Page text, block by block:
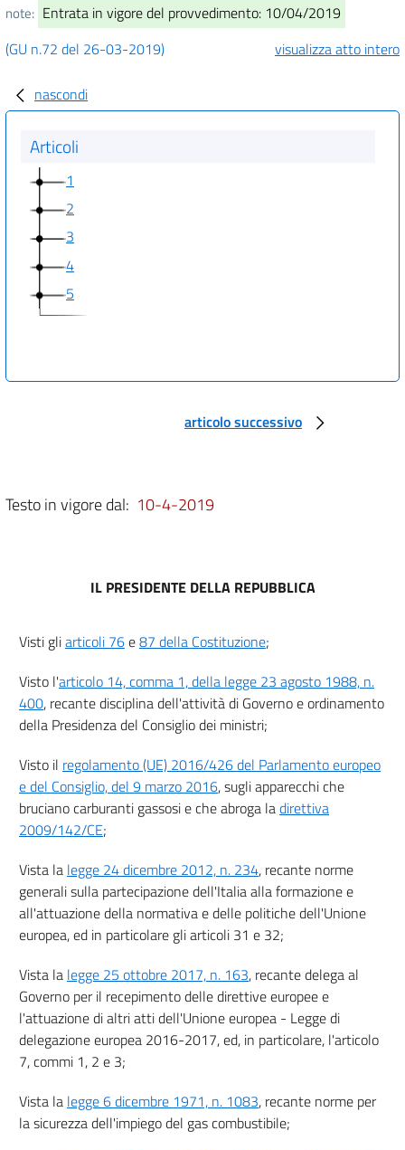
note: Entrata in vigore del provvedimento: 10/04/2019
(GU n.72 del 26-03-2019)
visualizza atto intero
nascondi
Articoli
1
2
3
4
5
articolo successivo
Testo in vigore dal: 10-4-2019
IL PRESIDENTE DELLA REPUBBLICA
Visti gliarticoli 76e87 della Costituzione;
Visto l'articolo 14, comma 1, della legge 23 agosto 1988, n.
400, recante disciplina dell'attività di Governo e ordinamento
della Presidenza del Consiglio dei ministri;
Visto il regolamento (UE) 2016/426 del Parlamento europeo
e del Consiglio, del 9 marzo 2016, sugli apparecchi che
bruciano carburanti gassosi e che abroga ladirettiva
2009/142/CE;
Vista la legge 24 dicembre 2012, n. 234, recante norme
generali sulla partecipazione dell'Italia alla formazione e
all'attuazione della normativa e delle politiche dell'Unione
europea, ed in particolare gli articoli 31 e 32;
Vista la legge 25 ottobre 2017, n. 163, recante delega al
Governo per il recepimento delle direttive europee e
l'attuazione di altri atti dell'Unione europea - Legge di
delegazione europea 2016-2017, ed, in particolare, l'articolo
7, commi 1, 2 e 3;
Vista la legge 6 dicembre 1971, n. 1083, recante norme per
la sicurezza dell'impiego del gas combustibile;